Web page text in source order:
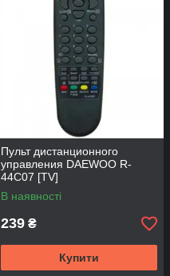
Пульт дистанционного
управления DAEWOO R-
44C07 [TV]
В наявності
239 ₴
Купити